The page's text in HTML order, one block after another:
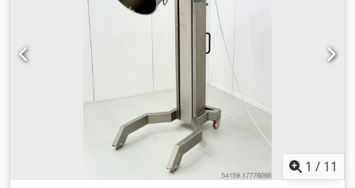
1 / 11